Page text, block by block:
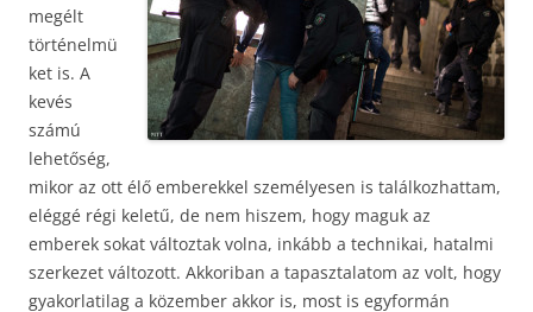
megélt
történelmü
ket is. A
kevés
számú
lehetőség,
mikor az ott élő emberekkel személyesen is találkozhattam,
eléggé régi keletű, de nem hiszem, hogy maguk az
emberek sokat változtak volna, inkább a technikai, hatalmi
szerkezet változott. Akkoriban a tapasztalatom az volt, hogy
gyakorlatilag a közember akkor is, most is egyformán